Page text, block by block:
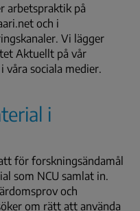
arbetspraktik på
och i
Vi lägger
Aktuellt på vår
sociala medier.
i
för forskningsändamål
som NCU samlat in.
och
om rätt att använda